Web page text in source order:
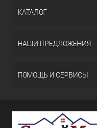
КАТАЛОГ
НАШИ ПРЕДЛОЖЕНИЯ
ПОМОЩЬ И СЕРВИСЫ